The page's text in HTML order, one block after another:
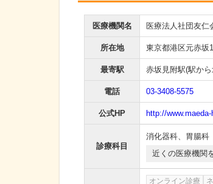
医療機関名 医療法人社団友仁
所在地 東京都港区元赤坂
最寄駅 赤坂見附駅(駅から
電話 03-3408-5575
公式HP http://
診療科目
消化器科、 胃腸科
近くの医療機関
オンライン診療